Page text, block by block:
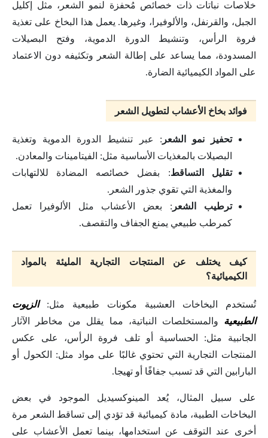
خلاصات نباتات ذات خصائص مُحفزة لنمو الشعر، مثل إكليل
الجبل، والقرنفل، والألوفيرا، وغيرها. يعمل هذا البخاخ على تغذية
فروة الرأس، وتنشيط الدورة الدموية، وفتح البصيلات
المسدودة، مما يساعد على إطالة الشعر وتكثيفه دون الاعتماد
على المواد الكيميائية الضارة.
فوائد بخاخ الأعشاب لتطويل الشعر
تحفيز نمو الشعر : عبر تنشيط الدورة الدموية وتغذية
البصيلات بالمغذيات الأساسية مثل: الفيتامينات والمعادن.
تقليل التساقط: بفضل خصائصه المضادة للالتهابات
والمغذية التي تقوي جذور الشعر.
ترطيب الشعر : بعض الأعشاب مثل الألوفيرا تعمل
كمرطب طبيعي يمنع الجفاف والتقصف.
كيف يختلف عن المنتجات التجارية المليئة بالمواد
الكيميائية؟
تُستخدم البخاخات العشبية مكونات طبيعية مثل:الزيوت
الطبيعية والمستخلصات النباتية، مما يقلل من مخاطر الآثار
الجانبية مثل: الحساسية أو تلف فروة الرأس، على عكس
المنتجات التجارية التي تحتوي غالبًا على مواد مثل: الكحول أو
البارابين التي قد تسبب جفافًا أو تهيجا.
على سبيل المثال، يُعد المينوكسيديل الموجود في بعض
البخاخات الطبية، مادة كيميائية قد تؤدي إلى تساقط الشعر مرة
أخرى عند التوقف عن استخدامها، بينما تعمل الأعشاب على